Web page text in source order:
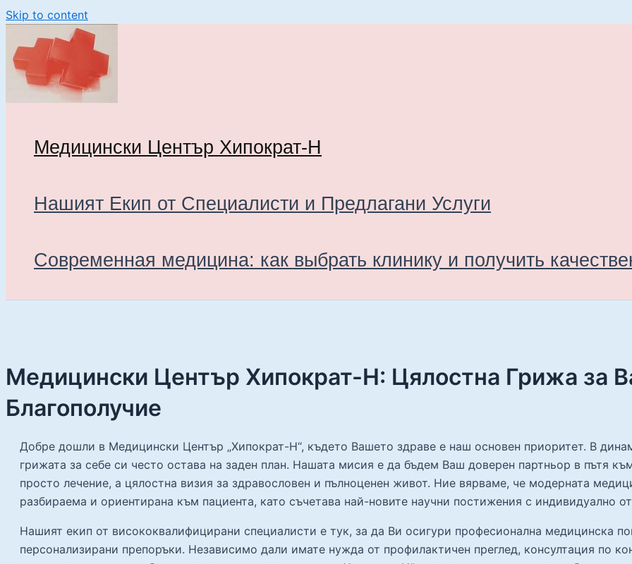
Skip to content
Медицински Център Хипократ-Н
Нашият Екип от Специалисти и Предлагани Услуги
Современная медицина: как выбрать клинику и получить
Медицински Център Хипократ-Н: Цялостна Грижа за
Благополучие
Добре дошли в Медицински Център „Хипократ-Н“, където Вашето здраве е наш основен приоритет. В
грижата за себе си често остава на заден план. Нашата мисия е да бъдем Ваш доверен партньор в пътя
просто лечение, а цялостна визия за здравословен и пълноценен живот. Ние вярваме, че модерната
разбираема и ориентирана към пациента, като съчетава най-новите научни постижения с индивидуално
Нашият екип от висококвалифицирани специалисти е тук, за да Ви осигури професионална медицинска
персонализирани препоръки. Независимо дали имате нужда от профилактичен преглед, консултация по